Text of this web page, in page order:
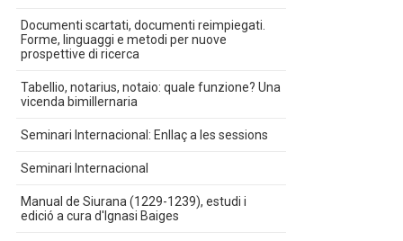
Documenti scartati, documenti reimpiegati.
Forme, linguaggi e metodi per nuove
prospettive di ricerca
Tabellio, notarius, notaio: quale funzione? Una
vicenda bimillernaria
Seminari Internacional: Enllaç a les sessions
Seminari Internacional
Manual de Siurana (1229-1239), estudi i
edició a cura d'Ignasi Baiges